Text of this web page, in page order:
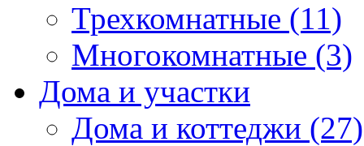
Трехкомнатные (11)
Многокомнатные (3)
Дома и участки
Дома и коттеджи (27)